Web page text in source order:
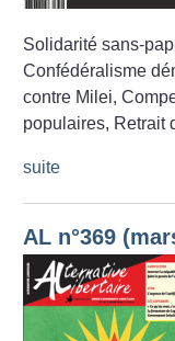
Solidarité sans-
Confédéralisme
contre Milei,
populaires, Retrait
suite
AL n°369